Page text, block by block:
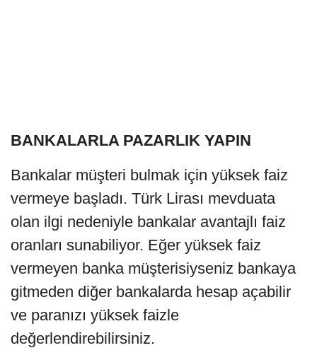
BANKALARLA PAZARLIK YAPIN
Bankalar müşteri bulmak için yüksek faiz
vermeye başladı. Türk Lirası mevduata
olan ilgi nedeniyle bankalar avantajlı faiz
oranları sunabiliyor. Eğer yüksek faiz
vermeyen banka müşterisiyseniz bankaya
gitmeden diğer bankalarda hesap açabilir
ve paranızı yüksek faizle
değerlendirebilirsiniz.